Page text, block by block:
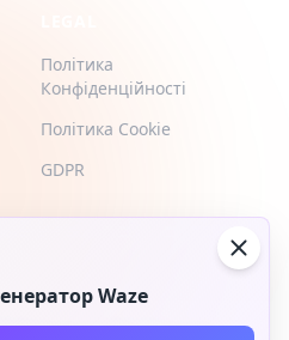
Waze
Політика
Конфіденційності
Політика Cookie
GDPR